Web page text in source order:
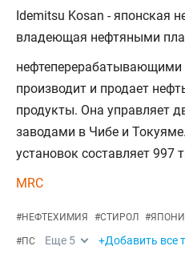
Idemitsu Kosan - японская
владеющая нефтяными
производит и продает
продукты. Она управляет
заводами в Чибе и
установок составляет 997
MRC
#НЕФТЕХИМИЯ #СТИРОЛ #
#ПС Еще 5 +Добавить все